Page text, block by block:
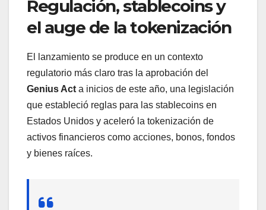
Regulación, stablecoins y
el auge de la tokenización
El lanzamiento se produce en un contexto
regulatorio más claro tras la aprobación del
Genius Act a inicios de este año, una legislación
que estableció reglas para las stablecoins en
Estados Unidos y aceleró la tokenización de
activos financieros como acciones, bonos, fondos
y bienes raíces.